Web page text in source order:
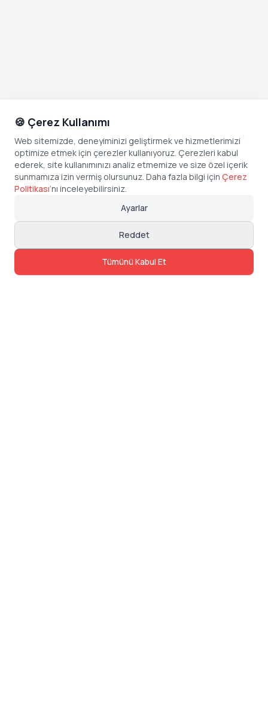
🍪 Çerez Kullanımı
Web sitemizde, deneyiminizi geliştirmek ve hizmetlerimizi
optimize etmek için çerezler kullanıyoruz. Çerezleri kabul
ederek, site kullanımınızı analiz etmemize ve size özel içerik
sunmamıza izin vermiş olursunuz. Daha fazla bilgi için Çerez
Politikası’nı inceleyebilirsiniz.
Ayarlar
Reddet
Tümünü Kabul Et